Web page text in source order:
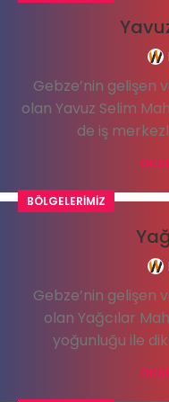
Gebze’nin gelişen
olan Yavuz Selim
de iş
BÖLGELERIMIZ
Gebze’nin gelişen
olan Yağcılar
yoğunluğu ile